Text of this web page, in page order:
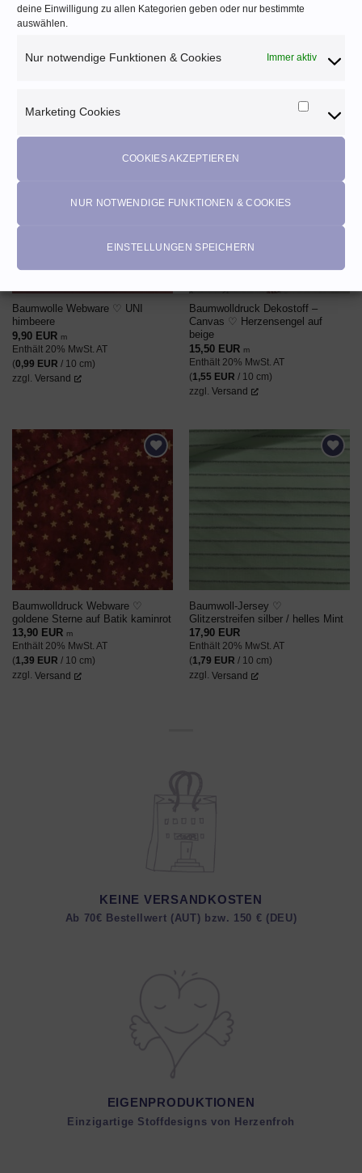
deine Einwilligung zu allen Kategorien geben oder nur bestimmte
auswählen.
Nur notwendige Funktionen & Cookies Immer aktiv
Marketing Cookies
Cookies
COOKIES AKZEPTIEREN
NUR NOTWENDIGE FUNKTIONEN & COOKIES
EINSTELLUNGEN SPEICHERN
Warnhinweise und Sicherheitsinformationen:
Baumwolle Webware ♡ UNI
himbeere
9,90 EUR m
Enthält 20% MwSt. AT
(0,99 EUR / 10 cm)
zzgl. Versand
Baumwolldruck Dekostoff –
Canvas ♡ Herzensengel auf
beige
15,50 EUR m
Enthält 20% MwSt. AT
(1,55 EUR / 10 cm)
zzgl. Versand
AUF DEN
WUNSCHZETTEL
Baumwolldruck Webware ♡
goldene Sterne auf Batik kaminrot
13,90 EUR m
Enthält 20% MwSt. AT
(1,39 EUR / 10 cm)
zzgl. Versand
Baumwoll-Jersey ♡
Glitzerstreifen silber / helles Mint
17,90 EUR
Enthält 20% MwSt. AT
(1,79 EUR / 10 cm)
zzgl. Versand
KEINE VERSANDKOSTEN
Ab 70€ Bestellwert (AUT) bzw. 150 € (DEU)
EIGENPRODUKTIONEN
Einzigartige Stoffdesigns von Herzenfroh